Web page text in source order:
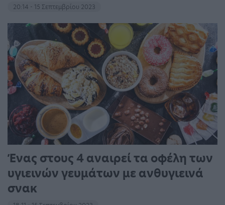
20:14 - 15 Σεπτεμβρίου 2023
Ένας στους 4 αναιρεί τα οφέλη των
υγιεινών γευμάτων με ανθυγιεινά
σνακ